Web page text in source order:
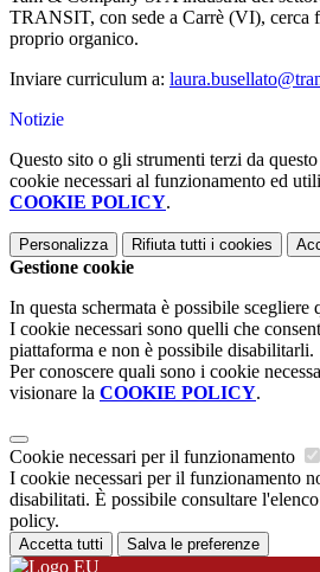
TRANSIT, con sede a Carrè (VI), cerca
proprio organico.
Inviare curriculum a:
Notizie
Questo sito o gli strumenti terzi da
cookie necessari al funzionamento ed
COOKIE POLICY.
Personalizza Rifiuta tutti i cookies
Gestione cookie
In questa schermata è possibile scegliere
I cookie necessari sono quelli che
piattaforma e non è possibile disabilitarli.
Per conoscere quali sono i cookie
visionare la COOKIE POLICY.
Cookie necessari per il funzionamento
I cookie necessari per il funzionamento
disabilitati. È possibile consultare
policy.
Accetta tutti Salva le preferenze